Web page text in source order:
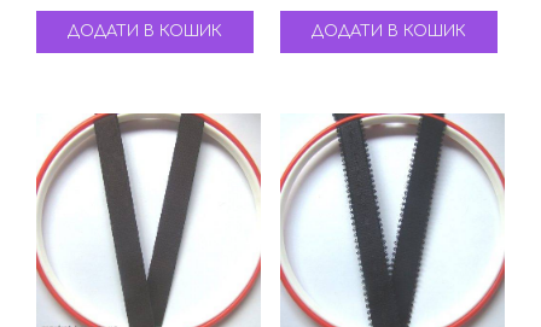
ДОДАТИ В КОШИК ДОДАТИ В КОШИК